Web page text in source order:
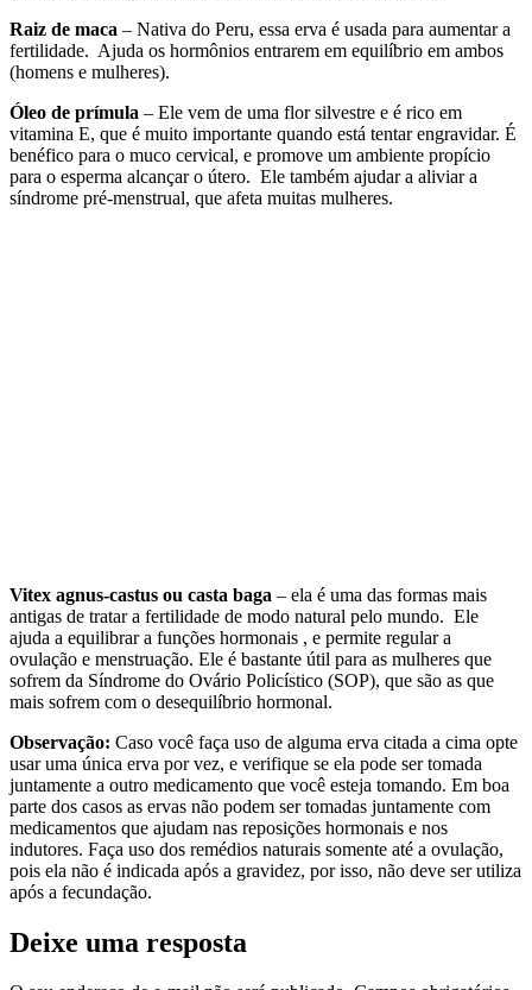
Raiz de maca – Nativa do Peru, essa erva é usada para aumentar a
fertilidade. Ajuda os hormônios entrarem em equilíbrio em ambos
(homens e mulheres).
Óleo de prímula – Ele vem de uma flor silvestre e é rico em
vitamina E, que é muito importante quando está tentar engravidar. É
benéfico para o muco cervical, e promove um ambiente propício
para o esperma alcançar o útero. Ele também ajudar a aliviar a
síndrome pré-menstrual, que afeta muitas mulheres.
Vitex agnus-castus ou casta baga – ela é uma das formas mais
antigas de tratar a fertilidade de modo natural pelo mundo. Ele
ajuda a equilibrar a funções hormonais , e permite regular a
ovulação e menstruação. Ele é bastante útil para as mulheres que
sofrem da Síndrome do Ovário Policístico (SOP), que são as que
mais sofrem com o desequilíbrio hormonal.
Observação: Caso você faça uso de alguma erva citada a cima opte
usar uma única erva por vez, e verifique se ela pode ser tomada
juntamente a outro medicamento que você esteja tomando. Em boa
parte dos casos as ervas não podem ser tomadas juntamente com
medicamentos que ajudam nas reposições hormonais e nos
indutores. Faça uso dos remédios naturais somente até a ovulação,
pois ela não é indicada após a gravidez, por isso, não deve ser utiliza
após a fecundação.
Deixe uma resposta